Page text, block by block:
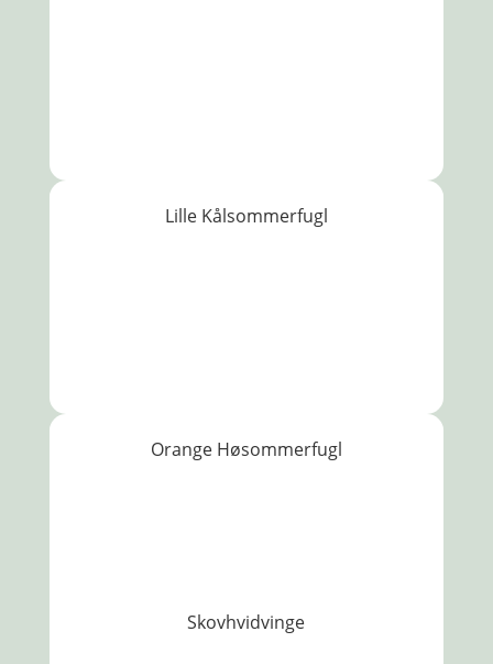
Lille Kålsommerfugl
Orange Høsommerfugl
Skovhvidvinge